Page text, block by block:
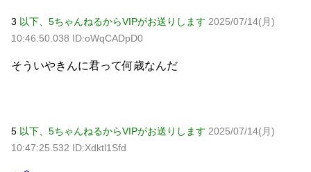
3 以下、5ちゃんねるからVIPがお送りします 2025/07/14(月)
10:46:50.038 ID:oWqCADpD0
そういやきんに君って何歳なんだ
5 以下、5ちゃんねるからVIPがお送りします 2025/07/14(月)
10:47:25.532 ID:Xdktl1Sfd